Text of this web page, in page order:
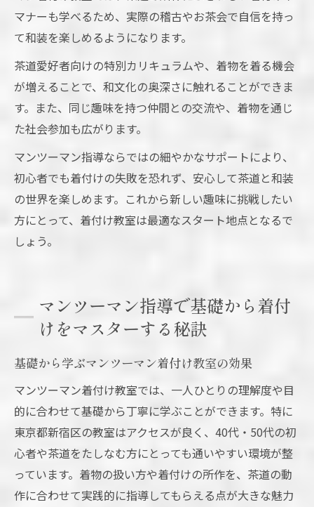
マナーも学べるため、実際の稽古やお茶会で自信を持っ
て和装を楽しめるようになります。
茶道愛好者向けの特別カリキュラムや、着物を着る機会
が増えることで、和文化の奥深さに触れることができま
す。また、同じ趣味を持つ仲間との交流や、着物を通じ
た社会参加も広がります。
マンツーマン指導ならではの細やかなサポートにより、
初心者でも着付けの失敗を恐れず、安心して茶道と和装
の世界を楽しめます。これから新しい趣味に挑戦したい
方にとって、着付け教室は最適なスタート地点となるで
しょう。
マンツーマン指導で基礎から着付
けをマスターする秘訣
基礎から学ぶマンツーマン着付け教室の効果
マンツーマン着付け教室では、一人ひとりの理解度や目
的に合わせて基礎から丁寧に学ぶことができます。特に
東京都新宿区の教室はアクセスが良く、40代・50代の初
心者や茶道をたしなむ方にとっても通いやすい環境が整
っています。着物の扱い方や着付けの所作を、茶道の動
作に合わせて実践的に指導してもらえる点が大きな魅力